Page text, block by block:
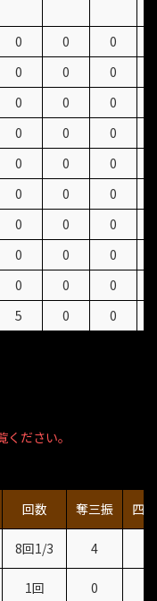
0 0
0
0 0
0
0 0
0
0 0
0
0 0
0
0 0
0
0 0
0
0 0
0
0 0
0
5 0 0
回数 奪三振 四
8回1/3 4
1回 0